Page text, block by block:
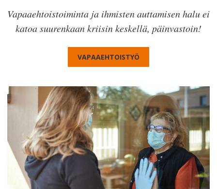
Vapaaehtoistoiminta ja ihmisten auttamisen halu ei
katoa suurenkaan kriisin keskellä, päinvastoin!
VAPAAEHTOISTYÖ